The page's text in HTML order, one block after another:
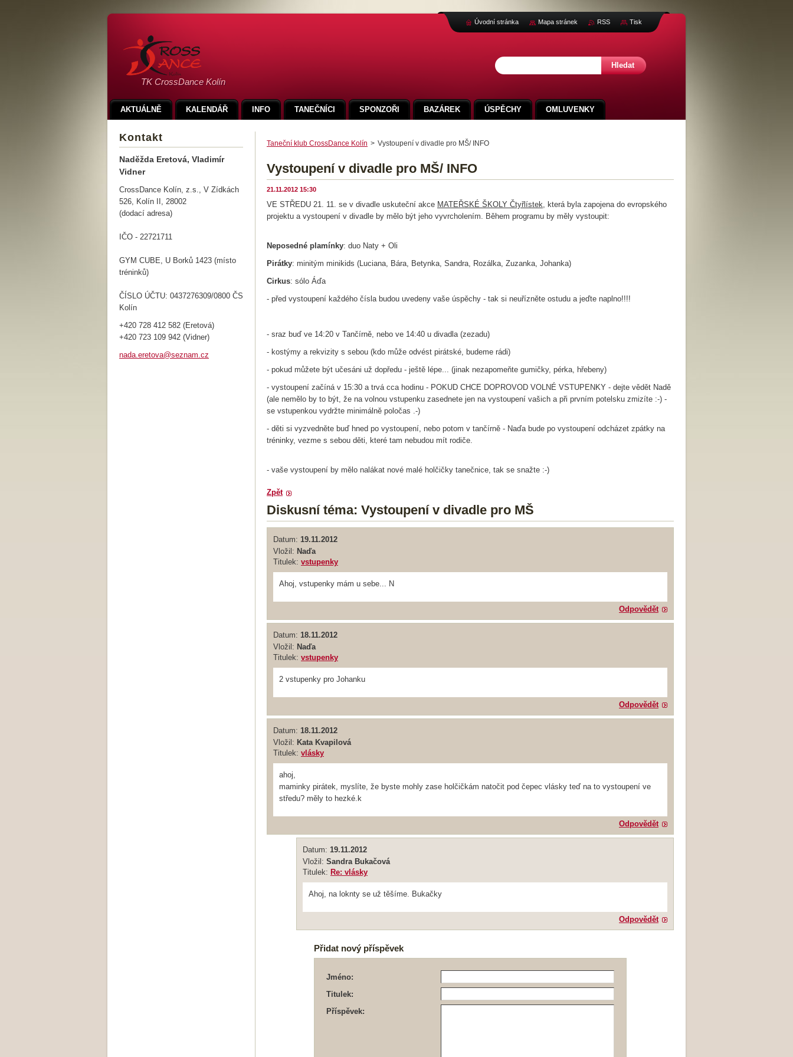
TK CrossDance Kolín
Taneční klub CrossDance Kolín > Vystoupení v divadle pro MŠ/ INFO
Vystoupení v divadle pro MŠ/ INFO
21.11.2012 15:30
VE STŘEDU 21. 11. se v divadle uskuteční akce MATEŘSKÉ ŠKOLY Čtyřlístek, která byla zapojena do evropského
projektu a vystoupení v divadle by mělo být jeho vyvrcholením. Během programu by měly vystoupit:
Neposedné plamínky: duo Naty + Oli
Pirátky: minitým minikids (Luciana, Bára, Betynka, Sandra, Rozálka, Zuzanka, Johanka)
Cirkus: sólo Áďa
- před vystoupení každého čísla budou uvedeny vaše úspěchy - tak si neuřízněte ostudu a jeďte naplno!!!!
- sraz buď ve 14:20 v Tančírně, nebo ve 14:40 u divadla (zezadu)
- kostýmy a rekvizity s sebou (kdo může odvést pirátské, budeme rádi)
- pokud můžete být učesáni už dopředu - ještě lépe... (jinak nezapomeňte gumičky, pérka, hřebeny)
- vystoupení začíná v 15:30 a trvá cca hodinu - POKUD CHCE DOPROVOD VOLNÉ VSTUPENKY - dejte vědět Nadě
(ale nemělo by to být, že na volnou vstupenku zasednete jen na vystoupení vašich a při prvním potelsku zmizíte :-) -
se vstupenkou vydržte minimálně poločas .-)
- děti si vyzvedněte buď hned po vystoupení, nebo potom v tančírně - Naďa bude po vystoupení odcházet zpátky na
tréninky, vezme s sebou děti, které tam nebudou mít rodiče.
- vaše vystoupení by mělo nalákat nové malé holčičky tanečnice, tak se snažte :-)
Zpět
Diskusní téma: Vystoupení v divadle pro MŠ
Datum: 19.11.2012
Vložil: Naďa
Titulek: vstupenky
Ahoj, vstupenky mám u sebe... N
Odpovědět
Datum: 18.11.2012
Vložil: Naďa
Titulek: vstupenky
2 vstupenky pro Johanku
Odpovědět
Datum: 18.11.2012
Vložil: Kata Kvapilová
Titulek: vlásky
ahoj,
maminky pirátek, myslíte, že byste mohly zase holčičkám natočit pod čepec vlásky teď na to vystoupení ve
středu? měly to hezké.k
Odpovědět
Datum: 19.11.2012
Vložil: Sandra Bukačová
Titulek: Re: vlásky
Ahoj, na loknty se už těšíme. Bukačky
Odpovědět
Přidat nový příspěvek
Jméno:
Titulek:
Příspěvek:
Kontakt
Naděžda Eretová, Vladimír
Vidner
CrossDance Kolín, z.s., V Zídkách
526, Kolín II, 28002
(dodací adresa)
IČO - 22721711
GYM CUBE, U Borků 1423 (místo
tréninků)
ČÍSLO ÚČTU: 0437276309/0800 ČS
Kolín
+420 728 412 582 (Eretová)
+420 723 109 942 (Vidner)
nada.eretova@seznam.cz
AKTUÁLNĚ KALENDÁŘ INFO TANEČNÍCI SPONZOŘI BAZÁREK ÚSPĚCHY OMLUVENKY
Úvodní stránka Mapa stránek RSS Tisk